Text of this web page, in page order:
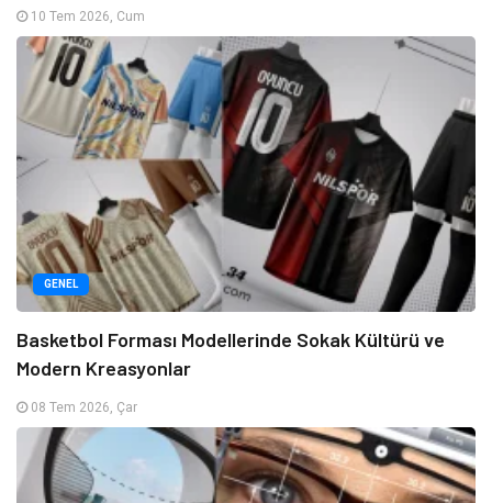
10 Tem 2026, Cum
GENEL
Basketbol Forması Modellerinde Sokak Kültürü ve
Modern Kreasyonlar
08 Tem 2026, Çar